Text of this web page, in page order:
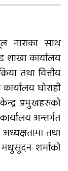
एम्बुलेन्स
संघको नयाँ
पाँच
नाराका साथ
शाखा कार्यालय
तथा वित्तीय
घोराही
प्रमुखहरुको
अन्तर्गत
तथा
शर्माको